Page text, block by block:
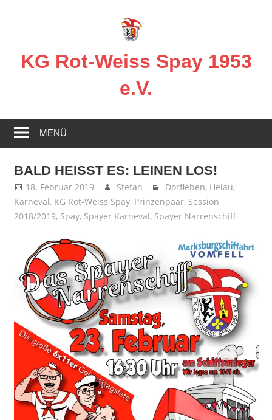
KG Rot-Weiss Spay 1953
e.V.
in
Spay!
MENÜ
BALD HEISST ES: LEINEN LOS!
18. Februar 2019 Stefan Dorfleben, Helau,
Karneval, KG Rot-Weiss Spay, Prinzenpaar, Session
2018/2019, Spay, Spayer Karneval, Spayer Narrenschiff